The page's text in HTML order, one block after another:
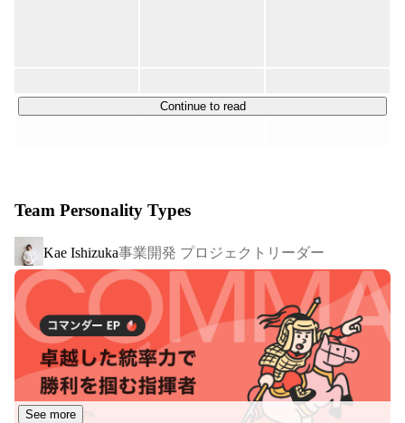
フロント業務から、人事・労務・経理といったバックオフ
率は300%以上を達成しており、今後は日本だけでなくグ
ローバルにサービスを展開し、世界中で退屈な仕事から
人々に時間を取り戻すことを目指しています。
https://x.gd/sAt7Y
Continue to read
Team Personality Types
Kae Ishizuka事業開発 プロジェクトリーダー
See more